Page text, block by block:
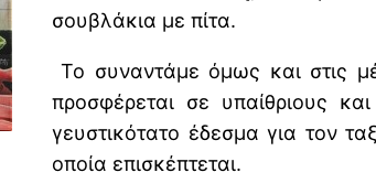
σουβλάκια με πίτα.
Το συναντάμε όμως και στις
προσφέρεται σε υπαίθριους
γευστικότατο έδεσμα για τον
οποία επισκέπτεται.